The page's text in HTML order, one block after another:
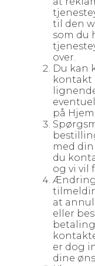
til den
som du
over.
Du kan
kontakt
på
med
du
og vi vil
Ændring
at
eller
er dog
dine